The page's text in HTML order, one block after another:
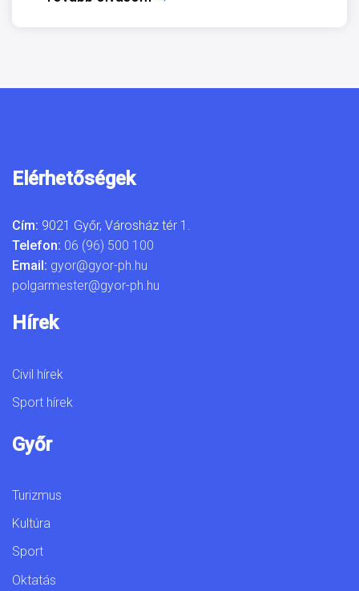
Elérhetőségek
Cím: 9021 Győr, Városház tér 1.
Telefon: 06 (96) 500 100
Email: gyor@gyor-ph.hu
polgarmester@gyor-ph.hu
Hírek
Civil hírek
Sport hírek
Győr
Turizmus
Kultúra
Sport
Oktatás